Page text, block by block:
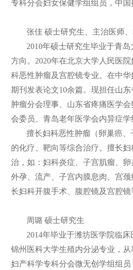
专科分会妇女保健学组组员，中国
张佳 硕士研究生、主治医师
2010年硕士研究生毕业于青
方向。2020年在北京大学人民医
科恶性肿瘤及宫腔镜专业。在中
期刊发表论文10余篇。现担任山
肿瘤分会理事、山东省疼痛医学
会委员、青岛老年医学会内异症学
擅长妇科恶性肿瘤（卵巢癌、
的化疗、靶向等综合治疗。擅长
治，如：妇科炎症、子宫肌瘤、
外孕、流产、子宫内膜息肉、宫
长妇科开腹手术、腹腔镜及宫腔镜
周璐 硕士研究生
2014年毕业于潍坊医学院临
锦州医科大学生殖内分泌专业，
妇产科学专科分会微无创学组组